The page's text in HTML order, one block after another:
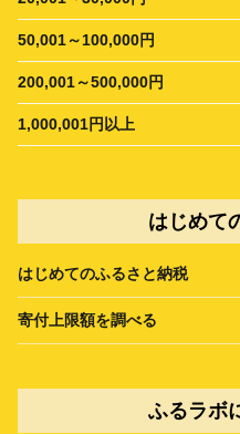
50,001～100,000円
200,001～500,000円
1,000,001円以上
はじめて
はじめてのふるさと納税
寄付上限額を調べる
ふるラボ